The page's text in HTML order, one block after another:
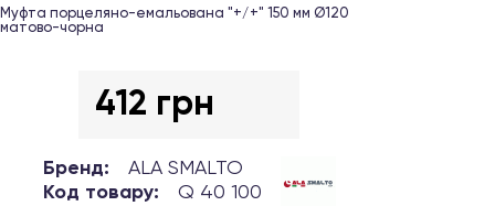
Муфта порцеляно-емальована "+/+" 150 мм Ø120
матово-чорна
412 грн
Бренд:
ALA SMALTO
Код товару:
Q 40 100